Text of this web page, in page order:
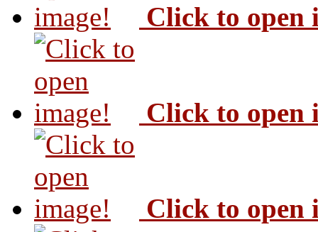
Click to open
Click to open
Click to open